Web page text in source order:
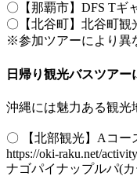
〇【那覇市】DFS Tギ
〇【北谷町】北谷町観
※参加ツアーにより異
日帰り観光バスツア
沖縄には魅力ある観光
〇 【北部観光】Aコー
https://oki-raku.net/
ナゴパイナップルパ(